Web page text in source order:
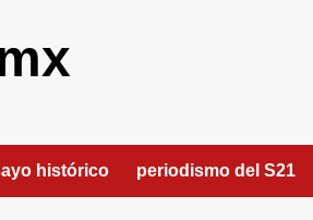
histórico periodismo del S21